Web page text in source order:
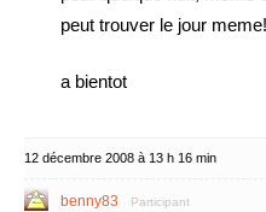
peut trouver le jour meme!
a bientot
12 décembre 2008 à 13 h 16 min
benny83 Participant